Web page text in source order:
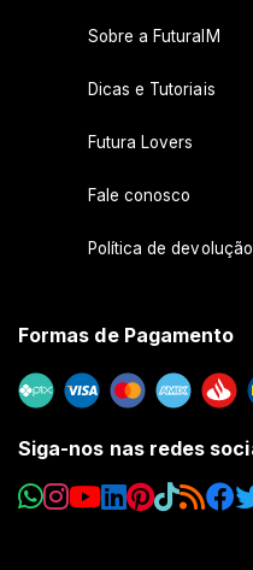
Sobre a FuturaIM
Dicas e Tutoriais
Futura Lovers
Fale conosco
Política de devolução
Formas de Pagamento
Siga-nos nas redes